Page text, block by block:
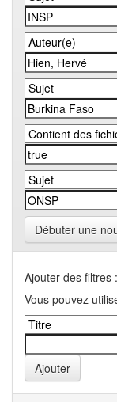
Débuter une
Ajouter des filtres :
Vous pouvez